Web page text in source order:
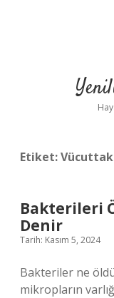
Etiket:
Bakterileri
Denir
Tarih: Kasım 5, 2024
Bakteriler ne
mikropların